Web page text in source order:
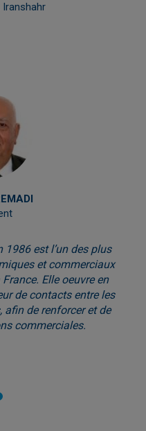
Iranshahr
1986 est l’un des plus
et commerciaux
Elle oeuvre en
de contacts entre les
afin de renforcer et de
commerciales.